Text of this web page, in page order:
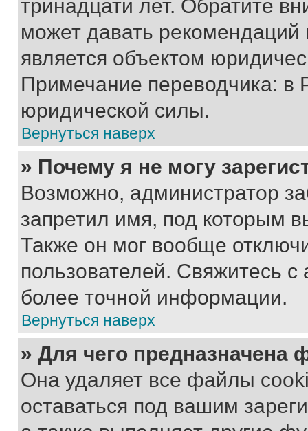
тринадцати лет. Обратите
может давать
является объектом
Примечание переводчика: в
юридической силы.
Вернуться наверх
» Почему я не могу
Возможно, администратор
запретил имя, под которым
Также он мог вообще
пользователей. Свяжитесь
более точной информации.
Вернуться наверх
» Для чего предназначена
Она удаляет все файлы
оставаться под вашим